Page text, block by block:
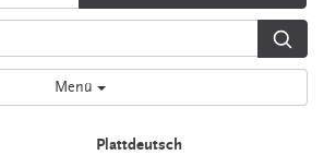
Menü
Plattdeutsch